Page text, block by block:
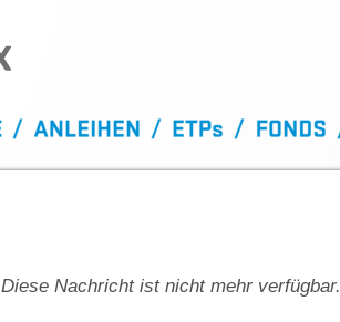
Diese Nachricht ist nicht mehr verfügbar.